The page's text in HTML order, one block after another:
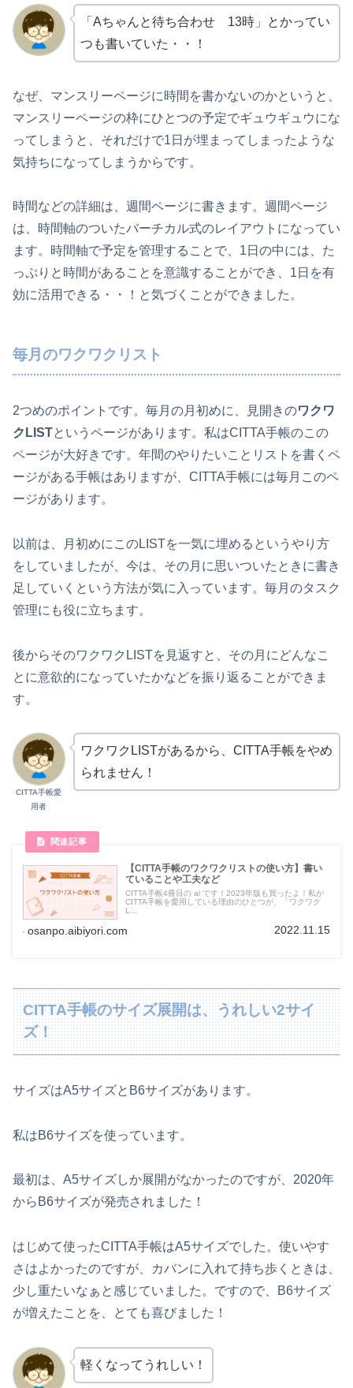
「Aちゃんと待ち合わせ 13時」とかってい
つも書いていた・・！
なぜ、マンスリーページに時間を書かないのかというと、
マンスリーページの枠にひとつの予定でギュウギュウにな
ってしまうと、それだけで1日が埋まってしまったような
気持ちになってしまうからです。
時間などの詳細は、週間ページに書きます。週間ページ
は、時間軸のついたバーチカル式のレイアウトになってい
ます。時間軸で予定を管理することで、1日の中には、た
っぷりと時間があることを意識することができ、1日を有
効に活用できる・・！と気づくことができました。
毎月のワクワクリスト
2つめのポイントです。毎月の月初めに、見開きのワクワ
クLISTというページがあります。私はCITTA手帳のこの
ページが大好きです。年間のやりたいことリストを書くペ
ージがある手帳はありますが、CITTA手帳には毎月このペ
ージがあります。
以前は、月初めにこのLISTを一気に埋めるというやり方
をしていましたが、今は、その月に思いついたときに書き
足していくという方法が気に入っています。毎月のタスク
管理にも役に立ちます。
後からそのワクワクLISTを見返すと、その月にどんなこ
とに意欲的になっていたかなどを振り返ることができま
す。
CITTA手帳愛
用者
ワクワクLISTがあるから、CITTA手帳をやめ
られません！
【CITTA手帳のワクワクリストの使い方】書い
ていることや工夫など
CITTA手帳4冊目の ai です！2023年版も買ったよ！私が
CITTA手帳を愛用している理由のひとつが、「ワクワク
L...
osanpo.aibiyori.com 2022.11.15
CITTA手帳のサイズ展開は、うれしい2サイ
ズ！
サイズはA5サイズとB6サイズがあります。
私はB6サイズを使っています。
最初は、A5サイズしか展開がなかったのですが、2020年
からB6サイズが発売されました！
はじめて使ったCITTA手帳はA5サイズでした。使いやす
さはよかったのですが、カバンに入れて持ち歩くときは、
少し重たいなぁと感じていました。ですので、B6サイズ
が増えたことを、とても喜びました！
軽くなってうれしい！